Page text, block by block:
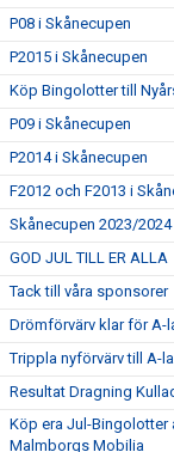
P08 i Skånecupen
P2015 i Skånecupen
Köp Bingolotter till
P09 i Skånecupen
P2014 i Skånecupen
F2012 och F2013 i
Skånecupen 2023/2024
GOD JUL TILL ER ALLA
Tack till våra sponsorer
Drömförvärv klar för A-
Trippla nyförvärv till A-
Resultat Dragning
Köp era Jul-Bingolotter
Malmborgs Mobilia